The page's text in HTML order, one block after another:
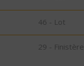
46 - Lot
29 - Finistère